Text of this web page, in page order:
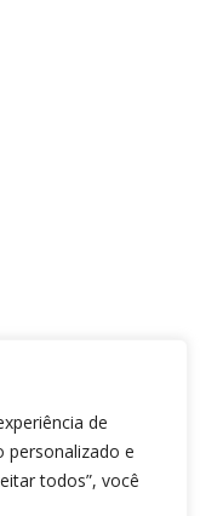
de
personalizado e
todos”, você